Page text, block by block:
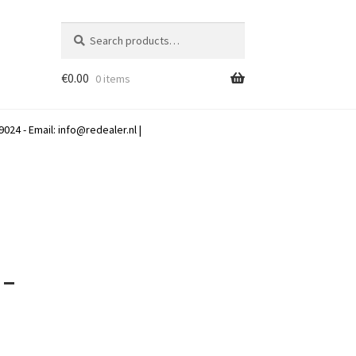
for:
€0.00 0 items
- Email: info@redealer.nl|